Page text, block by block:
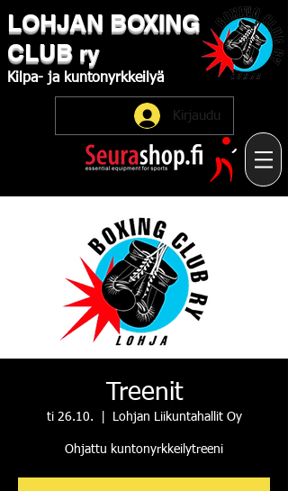
LOHJAN ​BOXING
CLUB ry
Kilpa- ja kuntonyrkkeilyä
Kirjaudu
Treenit
ti 26.10. Lohjan Liikuntahallit Oy
Ohjattu kuntonyrkkeilytreeni